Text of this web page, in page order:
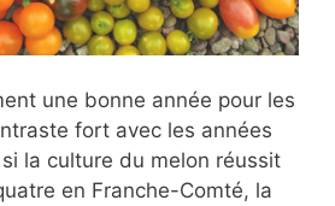
une bonne année pour les
fort avec les années
la culture du melon réussit
en Franche-Comté, la